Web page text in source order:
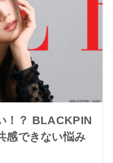
！？ BLACKPIN
感できない悩み